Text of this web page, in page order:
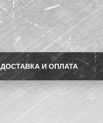
ДОСТАВКА И ОПЛАТА